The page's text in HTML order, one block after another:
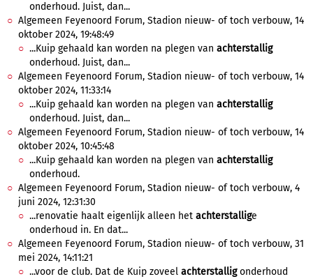
onderhoud. Juist, dan...
Algemeen Feyenoord Forum, Stadion nieuw- of toch verbouw, 14
oktober 2024, 19:48:49
...Kuip gehaald kan worden na plegen van achterstallig
onderhoud. Juist, dan...
Algemeen Feyenoord Forum, Stadion nieuw- of toch verbouw, 14
oktober 2024, 11:33:14
...Kuip gehaald kan worden na plegen van achterstallig
onderhoud. Juist, dan...
Algemeen Feyenoord Forum, Stadion nieuw- of toch verbouw, 14
oktober 2024, 10:45:48
...Kuip gehaald kan worden na plegen van achterstallig
onderhoud.
Algemeen Feyenoord Forum, Stadion nieuw- of toch verbouw, 4
juni 2024, 12:31:30
...renovatie haalt eigenlijk alleen het achterstallige
onderhoud in. En dat...
Algemeen Feyenoord Forum, Stadion nieuw- of toch verbouw, 31
mei 2024, 14:11:21
...voor de club. Dat de Kuip zoveel achterstalligonderhoud